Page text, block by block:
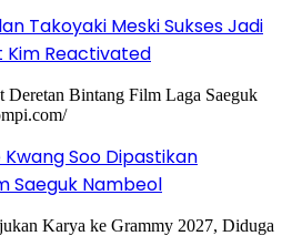
Takoyaki Meski Sukses Jadi
Kim Reactivated
Soo Dipastikan
Saeguk Nambeol